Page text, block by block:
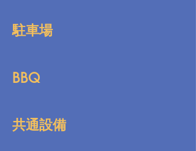
駐車場
BBQ
共通設備